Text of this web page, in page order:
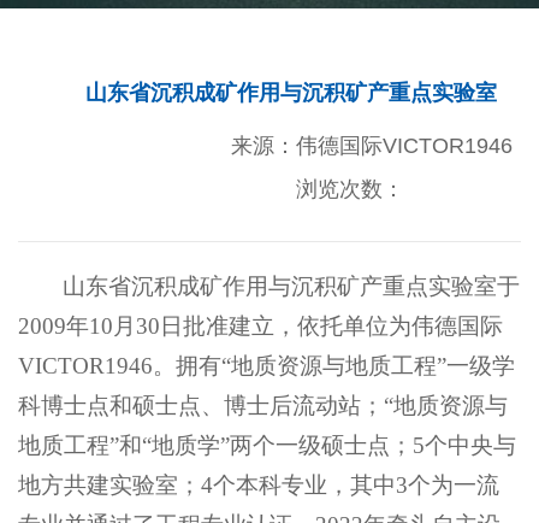
山东省沉积成矿作用与沉积矿产重点实验室
来源：伟德国际VICTOR1946
浏览次数：
山东省沉积成矿作用与沉积矿产重点实验室于
2009年10月30日批准建立，依托单位为伟德国际
VICTOR1946。拥有“地质资源与地质工程”一级学
科博士点和硕士点、博士后流动站；“地质资源与
地质工程”和“地质学”两个一级硕士点；5个中央与
地方共建实验室；4个本科专业，其中3个为一流